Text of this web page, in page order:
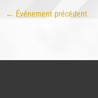
← Événement précédent